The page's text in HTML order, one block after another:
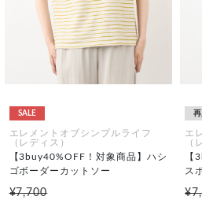
SALE
エレメントオブシンプルライフ
（レディス）
【3buy40%OFF！対象商品】ハシ
ゴボーダーカットソー
¥7,700
エ
（
【
ス